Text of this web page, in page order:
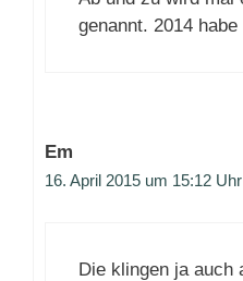
genannt. 2014
Em
16. April 2015 um 15:12 Uhr
Die klingen ja auch